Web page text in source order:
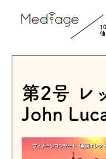
仙
第2号 レ
John